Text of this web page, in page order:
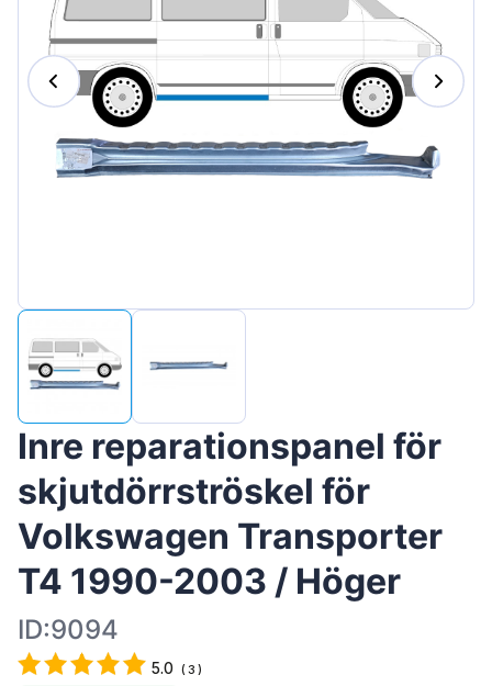
Lietuvių
Hrvatski
Slovenian
Inre reparationspanel för
skjutdörrströskel för
Volkswagen Transporter
T4 1990-2003 / Höger
ID:9094
5.0 (3 )